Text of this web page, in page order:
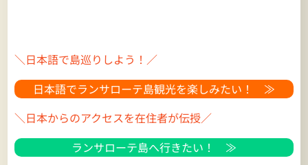
＼日本語で島巡りしよう！／
日本語でランサローテ島観光を楽しみたい！ ≫
＼日本からのアクセスを在住者が伝授／
ランサローテ島へ行きたい！ ≫